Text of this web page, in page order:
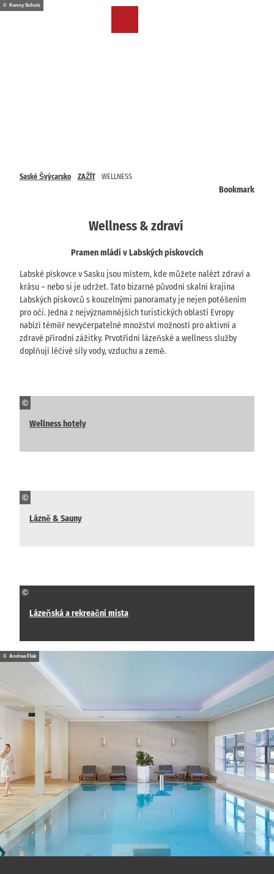
T© Kenny Scholz
Saské Švýcarsko ZAŽÍT WELLNESS
Bookmark
Wellness & zdraví
Pramen mládí v Labských pískovcích
Labské pískovce v Sasku jsou místem, kde můžete nalézt zdraví a
krásu – nebo si je udržet. Tato bizarně původní skalní krajina
Labských pískovců s kouzelnými panoramaty je nejen potěšením
pro oči. Jedna z nejvýznamnějších turistických oblastí Evropy
nabízí téměř nevyčerpatelné množství možností pro aktivní a
zdravé přírodní zážitky. Prvotřídní lázeňské a wellness služby
doplňují léčivé síly vody, vzduchu a země.
©
Wellness hotely
©
Lázně & Sauny
©
Lázeňská a rekreační místa
© Andrea Flak